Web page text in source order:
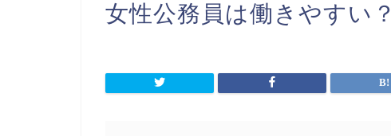
女性公務員は働きやすい？